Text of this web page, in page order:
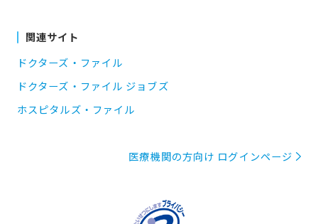
関連サイト
ドクターズ・ファイル
ドクターズ・ファイル ジョブズ
ホスピタルズ・ファイル
医療機関の方向け ログインページ